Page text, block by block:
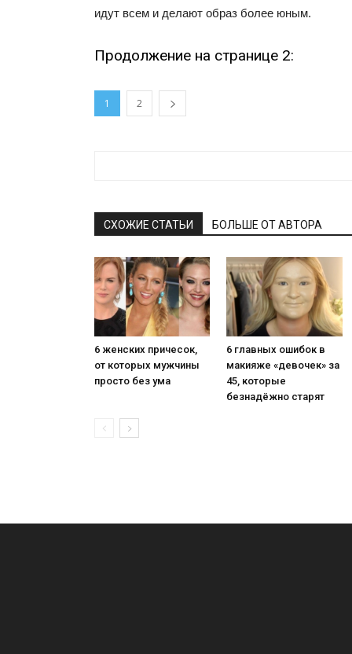
идут всем и делают образ более юным.
Продолжение на странице 2:
1 2
СХОЖИЕ СТАТЬИ БОЛЬШЕ ОТ АВТОРА
6 женских причесок,
от которых мужчины
просто без ума
6 главных ошибок в
макияже «девочек» за
45, которые
безнадёжно старят